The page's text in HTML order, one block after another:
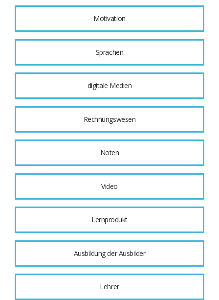
Motivation
Sprachen
digitale Medien
Rechnungswesen
Noten
Video
Lernprodukt
Ausbildung der Ausbilder
Lehrer